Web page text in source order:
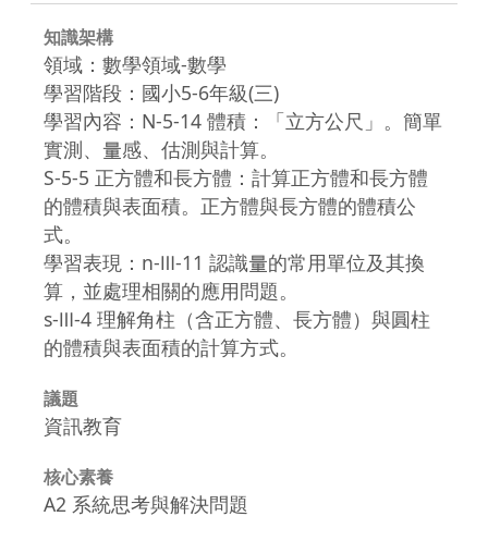
知識架構
領域：數學領域-數學
學習階段：國小5-6年級(三)
學習內容：N-5-14 體積：「立方公尺」。簡單
實測、量感、估測與計算。
S-5-5 正方體和長方體：計算正方體和長方體
的體積與表面積。正方體與長方體的體積公
式。
學習表現：n-Ⅲ-11 認識量的常用單位及其換
算，並處理相關的應用問題。
s-Ⅲ-4 理解角柱（含正方體、長方體）與圓柱
的體積與表面積的計算方式。
議題
資訊教育
核心素養
A2 系統思考與解決問題